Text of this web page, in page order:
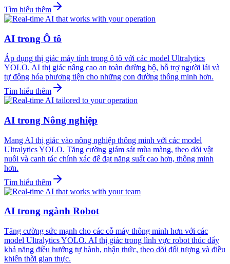
Tìm hiểu thêm
AI trong Ô tô
Áp dụng thị giác máy tính trong ô tô với các model Ultralytics
YOLO. AI thị giác nâng cao an toàn đường bộ, hỗ trợ người lái và
tự động hóa phương tiện cho những con đường thông minh hơn.
Tìm hiểu thêm
AI trong Nông nghiệp
Mang AI thị giác vào nông nghiệp thông minh với các model
Ultralytics YOLO. Tăng cường giám sát mùa màng, theo dõi vật
nuôi và canh tác chính xác để đạt năng suất cao hơn, thông minh
hơn.
Tìm hiểu thêm
AI trong ngành Robot
Tăng cường sức mạnh cho các cỗ máy thông minh hơn với các
model Ultralytics YOLO. AI thị giác trong lĩnh vực robot thúc đẩy
khả năng điều hướng tự hành, nhận thức, theo dõi đối tượng và điều
khiển thời gian thực.